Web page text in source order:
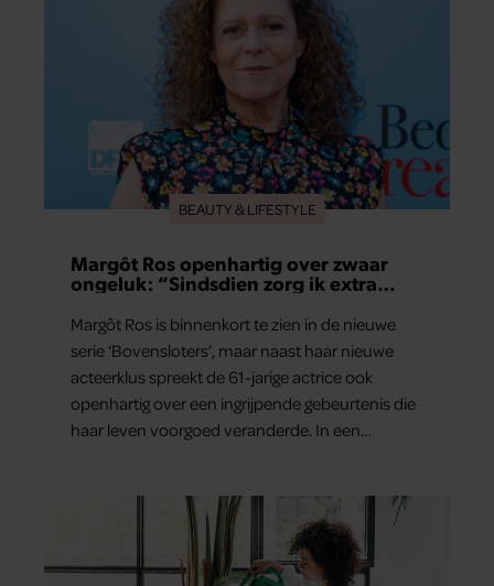
BEAUTY & LIFESTYLE
Margôt Ros openhartig over zwaar
ongeluk: “Sindsdien zorg ik extra
Margôt Ros is binnenkort te zien in de nieuwe
serie ‘Bovensloters’, maar naast haar nieuwe
acteerklus spreekt de 61-jarige actrice ook
openhartig over een ingrijpende gebeurtenis die
haar leven voorgoed veranderde. In een
haar dwong anders naar zichzelf en haar
gezondheid te kijken. “Mijn leven steekt nu
anders in elkaar”, zegt ze.